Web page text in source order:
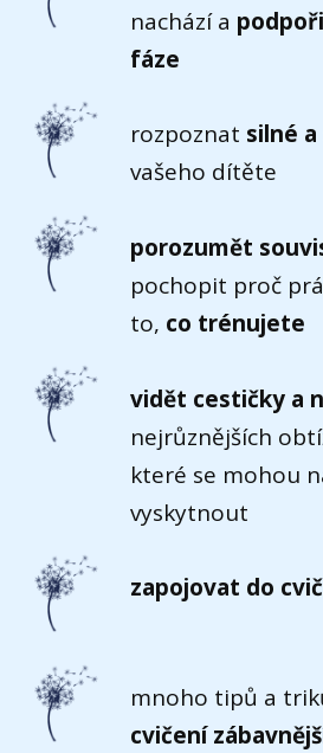
nachází a
fáze
rozpoznat silné
vašeho dítěte
porozumět
pochopit proč
to, co trénujete
vidět cestičky a
nejrůznějších
které se mohou
vyskytnout
zapojovat do
mnoho tipů a
cvičení